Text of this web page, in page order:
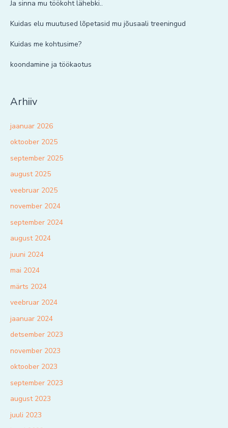
Ja sinna mu töökoht lähebki..
Kuidas elu muutused lõpetasid mu jõusaali treeningud
Kuidas me kohtusime?
koondamine ja töökaotus
Arhiiv
jaanuar 2026
oktoober 2025
september 2025
august 2025
veebruar 2025
november 2024
september 2024
august 2024
juuni 2024
mai 2024
märts 2024
veebruar 2024
jaanuar 2024
detsember 2023
november 2023
oktoober 2023
september 2023
august 2023
juuli 2023